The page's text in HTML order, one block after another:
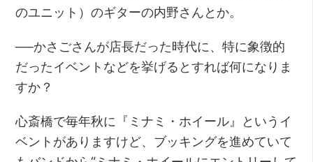
のユニット）のギターの内野さんとか。
──かさごさんが店長だった時代に、特に象徴的
だったイベントなどを挙げるとすれば何になりま
すか？
心斎橋で毎年秋に『ミナミ・ホイール』というイ
ベントがありますけど、ブッキングを進めていて